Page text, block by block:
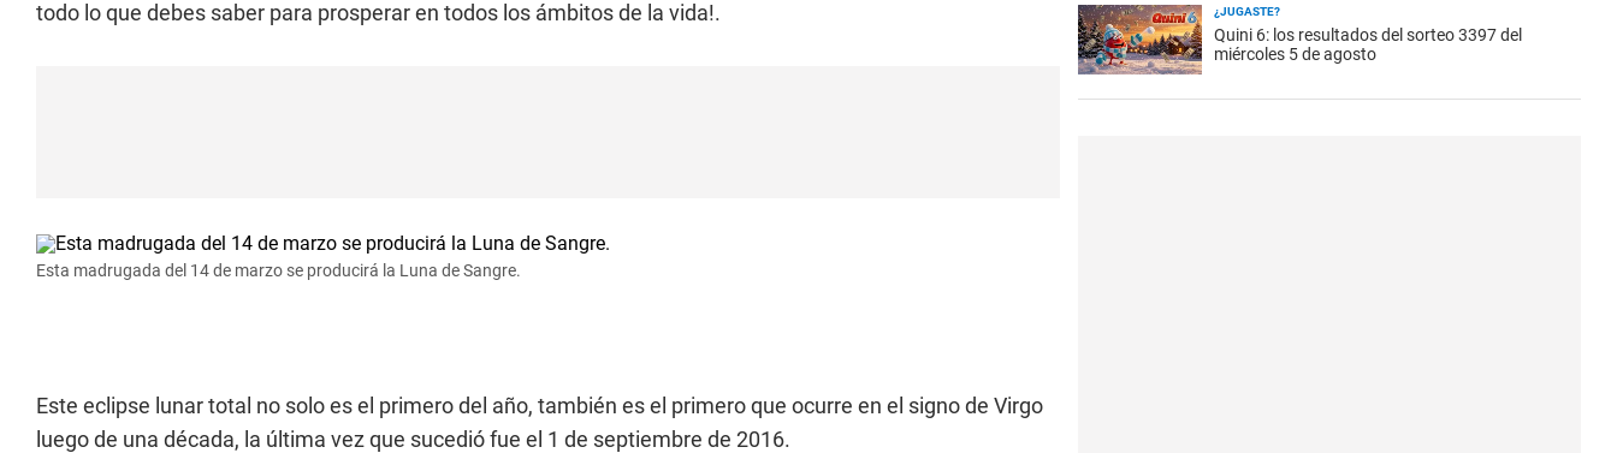
todo lo que debes saber para prosperar en todos los ámbitos de la vida!.
Esta madrugada del 14 de marzo se producirá la Luna de Sangre.
Este eclipse lunar total no solo es el primero del año, también es el primero que ocurre en el signo de Virgo
luego de una década, la última vez que sucedió fue el 1 de septiembre de 2016.
¿JUGASTE?
Quini 6: los resultados del sorteo 3397 del
miércoles 5 de agosto